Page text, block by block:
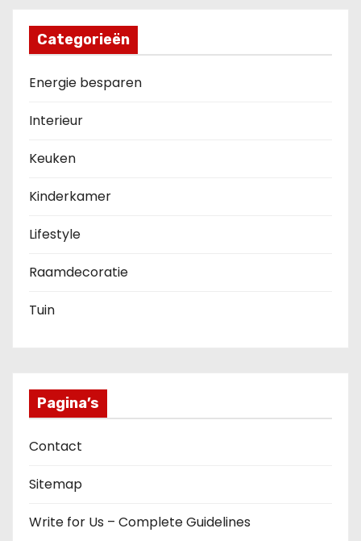
Categorieën
Energie besparen
Interieur
Keuken
Kinderkamer
Lifestyle
Raamdecoratie
Tuin
Pagina’s
Contact
Sitemap
Write for Us – Complete Guidelines